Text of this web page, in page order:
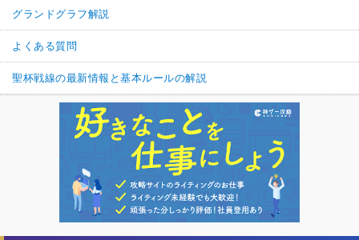
グランドグラフ解説
よくある質問
聖杯戦線の最新情報と基本ルールの解説